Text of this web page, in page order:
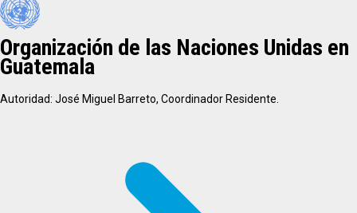
Organización de las Naciones Unidas en
Guatemala
Autoridad: José Miguel Barreto, Coordinador Residente.